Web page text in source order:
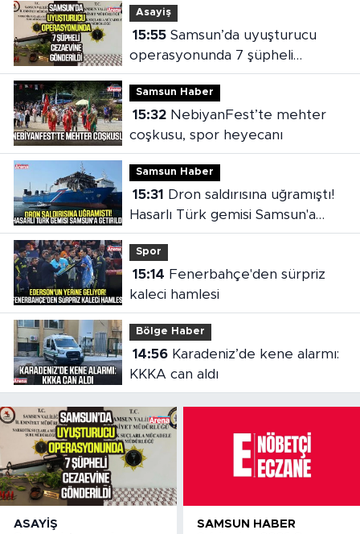
Asayiş
15:55Samsun’da uyuşturucu
operasyonunda 7 şüpheli
cezaevine gönderildi
Samsun Haber
15:32NebiyanFest’te mehter
coşkusu, spor heyecanı
Samsun Haber
15:31
Hasarlı Türk gemisi Samsun'a
getirildi
Spor
15:14
kaleci hamlesi
Bölge Haber
14:56Karadeniz’de kene alarmı:
KKKA can aldı
ASAYIŞ SAMSUN HABER